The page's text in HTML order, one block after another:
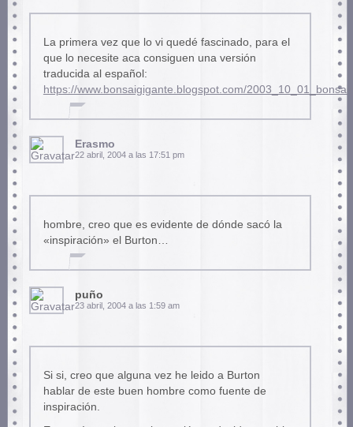
La primera vez que lo vi quedé fascinado, para el
que lo necesite aca consiguen una versión
traducida al español:
https://www.bonsaigigante.blogspot.com/
Erasmo
22 abril, 2004 a las 17:51 pm
hombre, creo que es evidente de dónde sacó la
«inspiración» el Burton…
puño
23 abril, 2004 a las 1:59 am
Si si, creo que alguna vez he leido a Burton
hablar de este buen hombre como fuente de
inspiración.